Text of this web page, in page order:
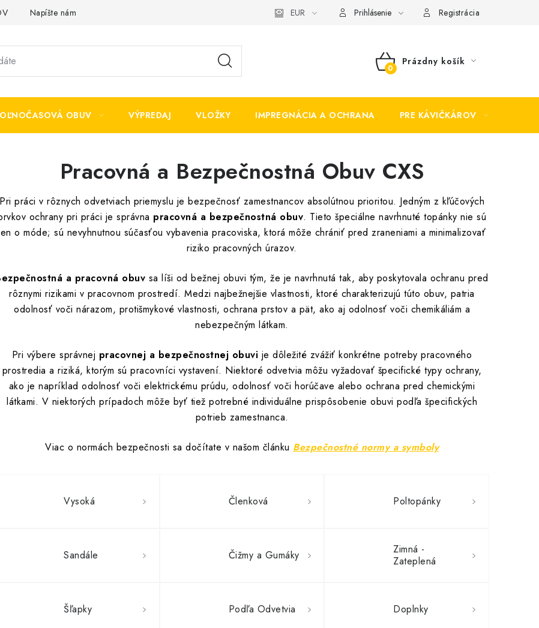
Napíšte nám EUR Prihlásenie Registrácia
NÁKUPNÝ
Prázdny košík
OBUV VÝPREDAJ VLOŽKY IMPREGNÁCIA A OCHRANA PRE KÁVIČKÁROV
Pracovná a Bezpečnostná Obuv CXS
Pri práci v rôznych odvetviach priemyslu je bezpečnosť zamestnancov absolútnou prioritou. Jedným z kľúčových
ochrany pri práci je správna pracovná a bezpečnostná obuv. Tieto špeciálne navrhnuté topánky nie sú
o móde; sú nevyhnutnou súčasťou vybavenia pracoviska, ktorá môže chrániť pred zraneniami a minimalizovať
riziko pracovných úrazov.
a pracovná obuv sa líši od bežnej obuvi tým, že je navrhnutá tak, aby poskytovala ochranu pred
rôznymi rizikami v pracovnom prostredí. Medzi najbežnejšie vlastnosti, ktoré charakterizujú túto obuv, patria
odolnosť voči nárazom, protišmykové vlastnosti, ochrana prstov a pät, ako aj odolnosť voči chemikáliám a
nebezpečným látkam.
Pri výbere správnej pracovnej a bezpečnostnej obuvi je dôležité zvážiť konkrétne potreby pracovného
prostredia a riziká, ktorým sú pracovníci vystavení. Niektoré odvetvia môžu vyžadovať špecifické typy ochrany,
ako je napríklad odolnosť voči elektrickému prúdu, odolnosť voči horúčave alebo ochrana pred chemickými
látkami. V niektorých prípadoch môže byť tiež potrebné individuálne prispôsobenie obuvi podľa špecifických
potrieb zamestnanca.
Viac o normách bezpečnosti sa dočítate v našom článku Bezpečnostné normy a symboly
Vysoká Členková Poltopánky
Sandále Čižmy a Gumáky
Zimná -
Zateplená
Šľapky Podľa Odvetvia Doplnky